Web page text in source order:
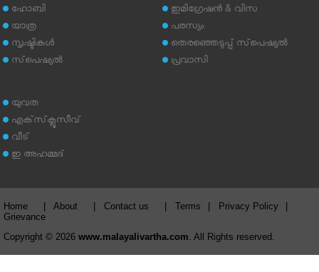
ഹോബി
യാത്ര
സൃഷ്ടികള്‍
സ്‌പെഷ്യല്‍
ഇമിഗ്രേഷന്‍ & വിസ
പരസ്യം
തെരഞ്ഞെടുപ്പ് സ്‌പെഷ്യല്‍
പ്രവാസി
യുവത
എക്‌സ്‌ക്ലൂസീവ്
വീട്
ഇ അഹമ്മദ്‌
Home About Contact us Terms Privacy Policy
Grievance
Copyright © 2026 www.malayalivartha.com . All Rights reserved.